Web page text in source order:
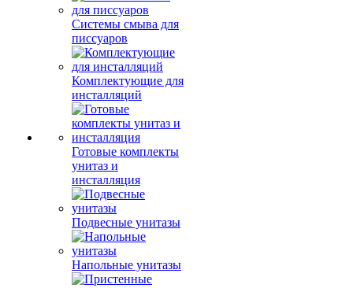
Системы смыва для
писсуаров
Комплектующие для
инсталляций
Готовые комплекты
унитаз и
инсталляция
Подвесные унитазы
Напольные унитазы